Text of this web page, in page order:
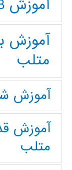
آموزش MATLAB
آموزش
متلب
آموزش
آموزش
متلب